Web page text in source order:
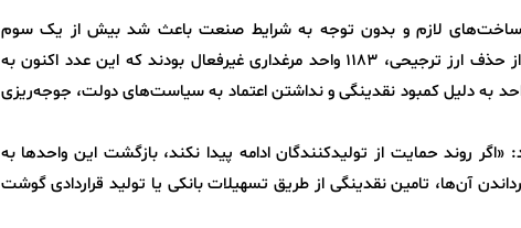
لازم و بدون توجه به شرایط صنعت باعث شد بیش از یک سوم
واحدهای مرغداری از چرخه تولید خارج شوند. پیش از حذف ارز ترجیحی، ۱۱۸۳ واحد مرغداری غیرفعال بودند که این عدد اکنون به
واحد رسیده است. طی شش ماه گذشته، ۶۲۶ واحد به دلیل کمبود نقدینگی و نداشتن اعتماد به سیاست‌های دولت، جوجه‌ریزی
روند حمایت از تولیدکنندگان ادامه پیدا نکند، بازگشت این واحدها به
آن‌ها، تامین نقدینگی از طریق تسهیلات بانکی یا تولید قراردادی گوشت